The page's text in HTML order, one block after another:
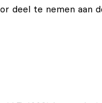
deel te nemen aan
voor